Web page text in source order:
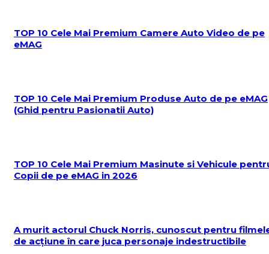
TOP 10 Cele Mai Premium Camere Auto Video de pe
eMAG
TOP 10 Cele Mai Premium Produse Auto de pe eMAG
(Ghid pentru Pasionatii Auto)
TOP 10 Cele Mai Premium Masinute si Vehicule
Copii de pe eMAG in 2026
A murit actorul Chuck Norris, cunoscut pentru
de acțiune în care juca personaje indestructibile